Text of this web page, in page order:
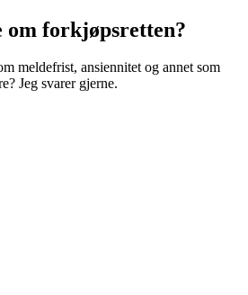
om forkjøpsretten?
meldefrist, ansiennitet og annet som
Jeg svarer gjerne.